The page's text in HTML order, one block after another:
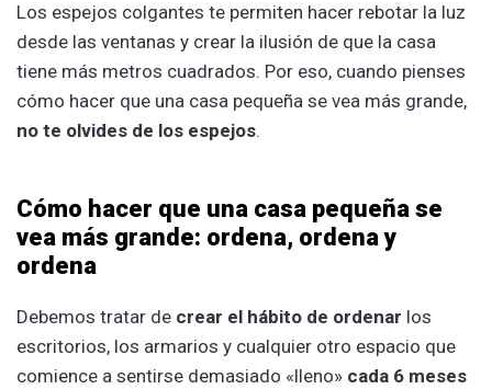
Los espejos colgantes te permiten hacer rebotar la luz
desde las ventanas y crear la ilusión de que la casa
tiene más metros cuadrados. Por eso, cuando pienses
cómo hacer que una casa pequeña se vea más grande,
no te olvides de los espejos.
Cómo hacer que una casa pequeña se
vea más grande: ordena, ordena y
ordena
Debemos tratar de crear el hábito de ordenar los
escritorios, los armarios y cualquier otro espacio que
comience a sentirse demasiado «lleno» cada 6 meses